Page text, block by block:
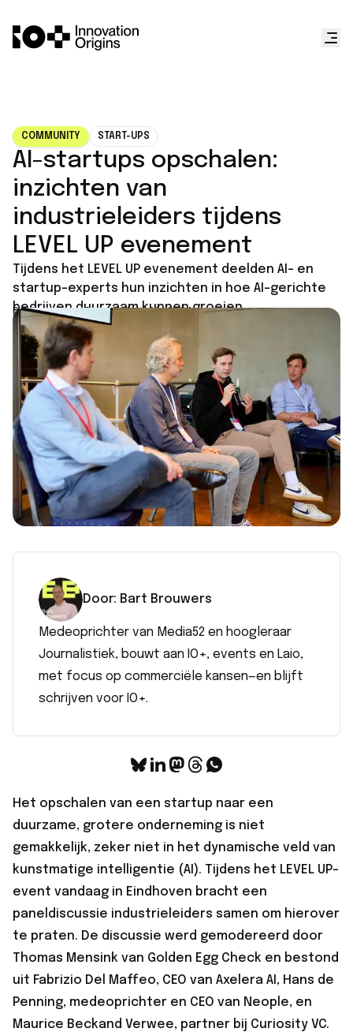
COMMUNITY START-UPS
AI-startups opschalen:
inzichten van
industrieleiders tijdens
LEVEL UP evenement
Tijdens het LEVEL UP evenement deelden AI- en
startup-experts hun inzichten in hoe AI-gerichte
bedrijven duurzaam kunnen groeien.
Published on September 30, 2024
Door: Bart Brouwers
Medeoprichter van Media52 en hoogleraar
Journalistiek, bouwt aan IO+, events en Laio,
met focus op commerciële kansen—en blijft
schrijven voor IO+.
Het opschalen van een startup naar een
duurzame, grotere onderneming is niet
gemakkelijk, zeker niet in het dynamische veld van
kunstmatige intelligentie (AI). Tijdens het LEVEL UP-
event vandaag in Eindhoven bracht een
paneldiscussie industrieleiders samen om hierover
te praten. De discussie werd gemodereerd door
Thomas Mensink van Golden Egg Check en bestond
uit Fabrizio Del Maffeo, CEO van Axelera AI, Hans de
Penning, medeoprichter en CEO van Neople, en
Maurice Beckand Verwee, partner bij Curiosity VC.